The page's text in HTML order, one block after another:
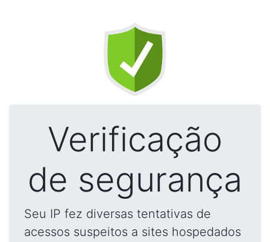
Verificação
de segurança
Seu IP fez diversas tentativas de
acessos suspeitos a sites hospedados